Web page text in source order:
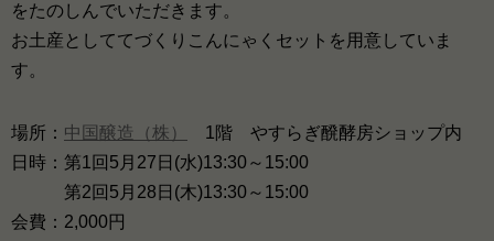
をたのしんでいただきます。
お土産としててづくりこんにゃくセットを用意していま
す。
場所： 中国醸造（株）
1階 やすらぎ醗酵房ショップ内
日時：第1回5月27日(水)13:30～15:00
第2回5月28日(木)13:30～15:00
会費：2,000円